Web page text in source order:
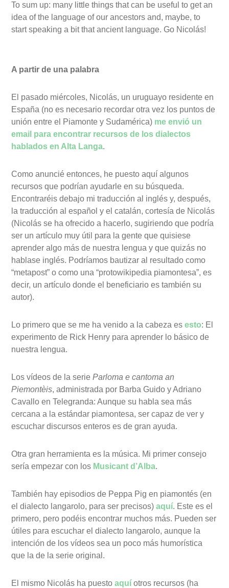
To sum up: many little things that can be useful to get an
idea of the language of our ancestors and, maybe, to
start speaking a bit that ancient language. Go Nicolás!
A partir de una palabra
El pasado miércoles, Nicolás, un uruguayo residente en
España (no es necesario recordar otra vez los puntos de
unión entre el Piamonte y Sudamérica) me envió un
email para encontrar recursos de los dialectos
hablados en Alta Langa.
Como anuncié entonces, he puesto aquí algunos
recursos que podrían ayudarle en su búsqueda.
Encontraréis debajo mi traducción al inglés y, después,
la traducción al español y el catalán, cortesía de Nicolás
(Nicolás se ha ofrecido a hacerlo, sugiriendo que podría
ser un artículo muy útil para la gente que quisiese
aprender algo más de nuestra lengua y que quizás no
hablase inglés. Podríamos bautizar al resultado como
“metapost” o como una “protowikipedia piamontesa”, es
decir, un artículo donde el beneficiario es también su
autor).
Lo primero que se me ha venido a la cabeza esesto: El
experimento de Rick Henry para aprender lo básico de
nuestra lengua.
Los vídeos de la serieParloma e cantoma an
Piemontèis, administrada por Barba Guido y Adriano
Cavallo en Telegranda: Aunque su habla sea más
cercana a la estándar piamontesa, ser capaz de ver y
escuchar discursos enteros es de gran ayuda.
Otra gran herramienta es la música. Mi primer consejo
sería empezar con los Musicant d’Alba.
También hay episodios de Peppa Pig en piamontés (en
el dialecto langarolo, para ser precisos)aquí. Este es el
primero, pero podéis encontrar muchos más. Pueden ser
útiles para escuchar el dialecto langarolo, aunque la
intención de los vídeos sea un poco más humorística
que la de la serie original.
El mismo Nicolás ha puestoaquí otros recursos (ha